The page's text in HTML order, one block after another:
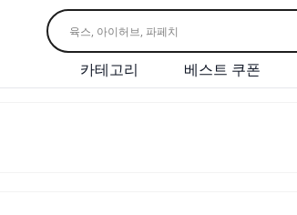
카테고리 베스트 쿠폰